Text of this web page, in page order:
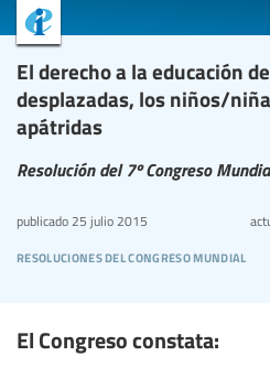
El derecho a la educación
desplazadas, los niños/
apátridas
Resolución del 7º Congreso
resoluciones del congreso mundial
publicado25 julio 2015
El Congreso constata: